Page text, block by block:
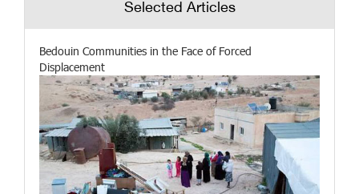
Selected Articles
Bedouin Communities in the Face of Forced
Displacement